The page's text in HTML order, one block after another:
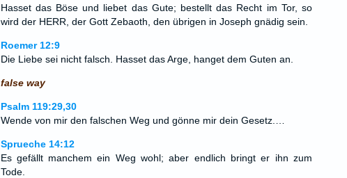
Hasset das Böse und liebet das Gute; bestellt das Recht im Tor, so
wird der HERR, der Gott Zebaoth, den übrigen in Joseph gnädig sein.
Roemer 12:9
Die Liebe sei nicht falsch. Hasset das Arge, hanget dem Guten an.
false way
Psalm 119:29,30
Wende von mir den falschen Weg und gönne mir dein Gesetz.…
Sprueche 14:12
Es gefällt manchem ein Weg wohl; aber endlich bringt er ihn zum
Tode.